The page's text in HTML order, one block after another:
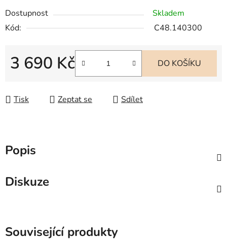
Dostupnost
Skladem
Kód:
C48.140300
3 690 Kč DO KOŠÍKU
Tisk Zeptat se Sdílet
Popis
Diskuze
Související produkty